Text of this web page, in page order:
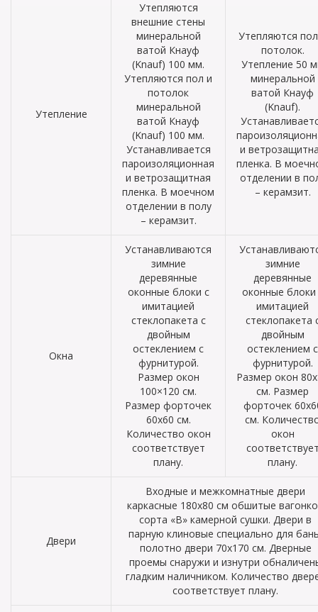
Утепление
Утепляются
внешние стены
минеральной
ватой Кнауф
(Knauf) 100 мм.
Утепляются пол и
потолок
минеральной
ватой Кнауф
(Knauf) 100 мм.
Устанавливается
пароизоляционная
и ветрозащитная
пленка. В моечном
отделении в полу
– керамзит.
Утепляются
потолок.
Утепление 50
минеральной
ватой Кнауф
(Knauf).
и
пленка. В
отделении в
– керамзит.
Окна
Устанавливаются
зимние
деревянные
оконные блоки с
имитацией
стеклопакета с
двойным
остеклением с
фурнитурой.
Размер окон
100×120 см.
Размер форточек
60х60 см.
Количество окон
соответствует
плану.
зимние
деревянные
оконные блоки
имитацией
стеклопакета
двойным
остеклением с
фурнитурой.
Размер окон
см. Размер
форточек
см.
окон
плану.
Двери
Входные и межкомнатные двери
каркасные 180х80 см обшитые
сорта «В» камерной сушки. Двери в
парную клиновые специально для
полотно двери 70х170 см. Дверные
проемы снаружи и изнутри
гладким наличником. Количество
соответствует плану.